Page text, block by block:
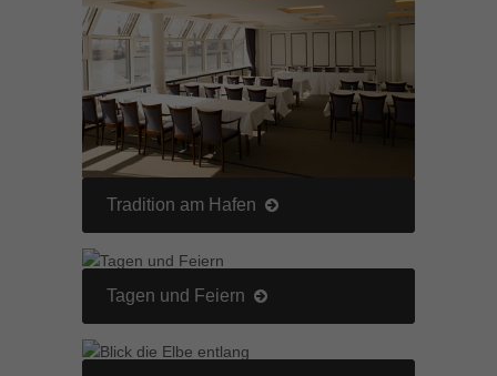
Tradition am Hafen
Tagen und Feiern